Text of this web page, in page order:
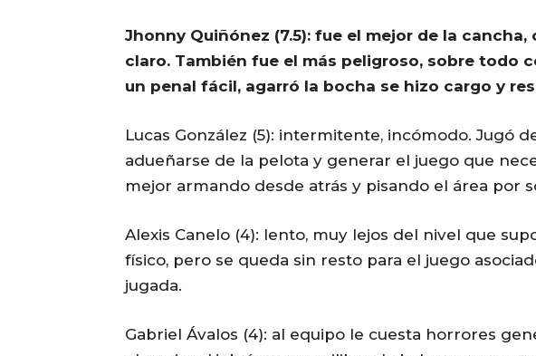
Jhonny Quiñónez (7.5): fue el mejor de la
claro. También fue el más peligroso, sobre todo
un penal fácil, agarró la bocha se hizo cargo y
Lucas González (5): intermitente, incómodo. Jugó
adueñarse de la pelota y generar el juego que
mejor armando desde atrás y pisando el área por
Alexis Canelo (4): lento, muy lejos del nivel que
físico, pero se queda sin resto para el juego
jugada.
Gabriel Ávalos (4): al equipo le cuesta horrores